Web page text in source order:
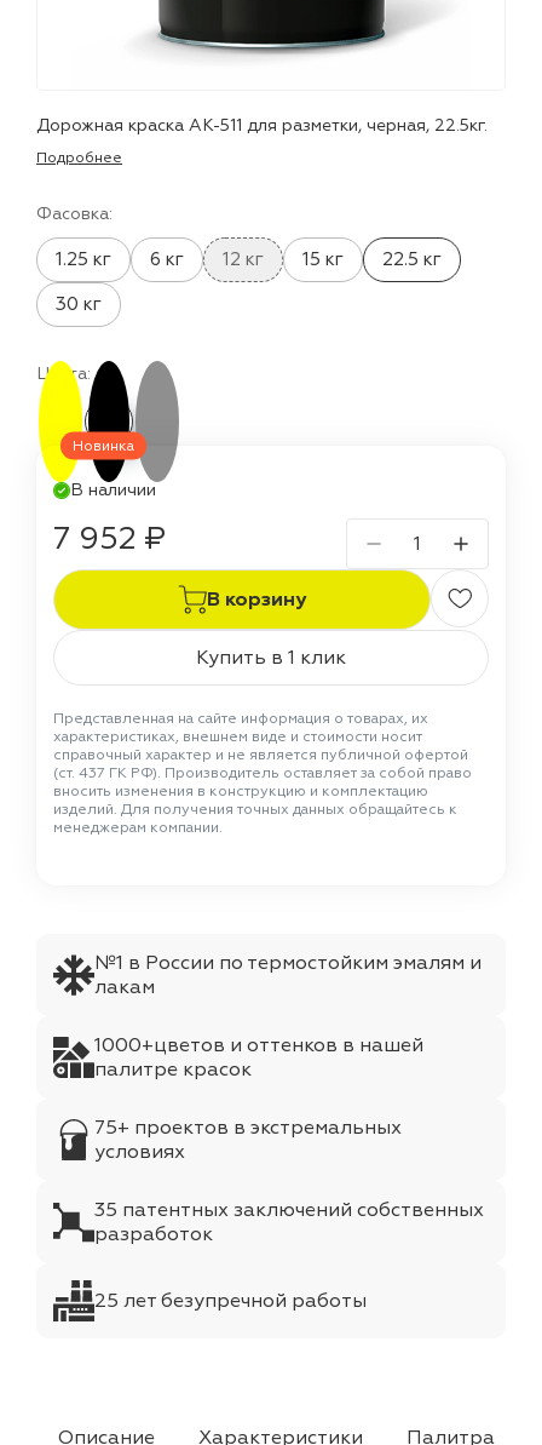
Дорожная краска АК-511 для разметки, черная, 22.5кг.
Подробнее
Фасовка:
1.25 кг 6 кг 12 кг 15 кг
22.5 кг
30 кг
Цвета:
Новинка
В наличии
7 952 ₽
В корзину
Купить в 1 клик
Представленная на сайте информация о товарах, их
характеристиках, внешнем виде и стоимости носит
справочный характер и не является публичной офертой
(ст. 437 ГК РФ). Производитель оставляет за собой право
вносить изменения в конструкцию и комплектацию
изделий. Для получения точных данных обращайтесь к
менеджерам компании.
№1 в России по термостойким эмалям и
лакам
1000+цветов и оттенков в нашей
палитре красок
75+ проектов в экстремальных
условиях
35 патентных заключений собственных
разработок
25 лет безупречной работы
Описание Характеристики Палитра